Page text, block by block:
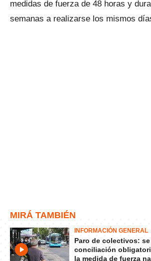
medidas de fuerza de 48 horas y
semanas a realizarse los mismos
MIRÁ TAMBIÉN
INFORMACIÓN GENERAL
Paro de colectivos:
conciliación
la medida de fuerza